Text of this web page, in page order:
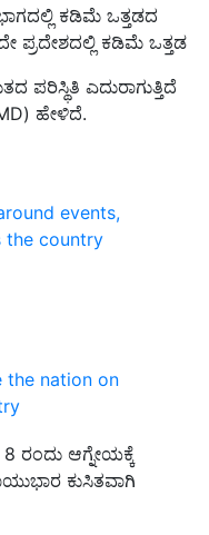
events,
the country
the nation on
ಕಡಿಮೆ ಒತ್ತಡದ
ಪ್ರದೇಶದಲ್ಲಿ ಕಡಿಮೆ ಒತ್ತಡ
ಪರಿಸ್ಥಿತಿ ಎದುರಾಗುತ್ತಿದೆ
ಹೇಳಿದೆ.
ರಂದು ಆಗ್ನೇಯಕ್ಕೆ
ಕುಸಿತವಾಗಿ